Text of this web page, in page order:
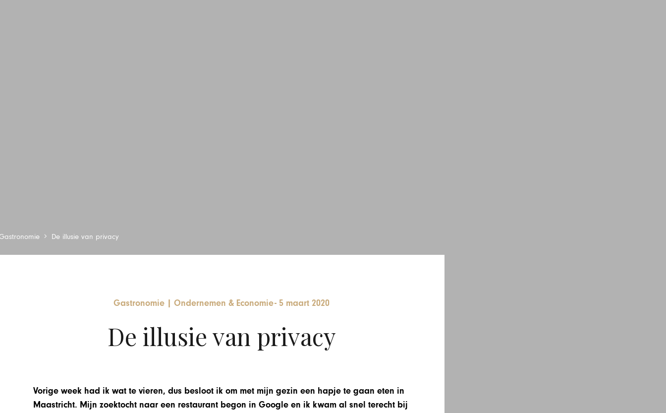
De illusie van privacy
Gastronomie Ondernemen & Economie- 5 maart 2020
De illusie van privacy
Vorige week had ik wat te vieren, dus besloot ik om met mijn gezin een hapje te gaan eten in
Maastricht. Mijn zoektocht naar een restaurant begon in Google en ik kwam al snel terecht bij